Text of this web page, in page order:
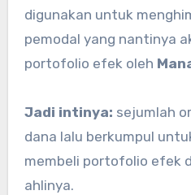
digunakan untuk
pemodal yang nantinya
portofolio efek oleh
Jadi intinya: sejumlah
dana lalu berkumpul
membeli portofolio efek
ahlinya.